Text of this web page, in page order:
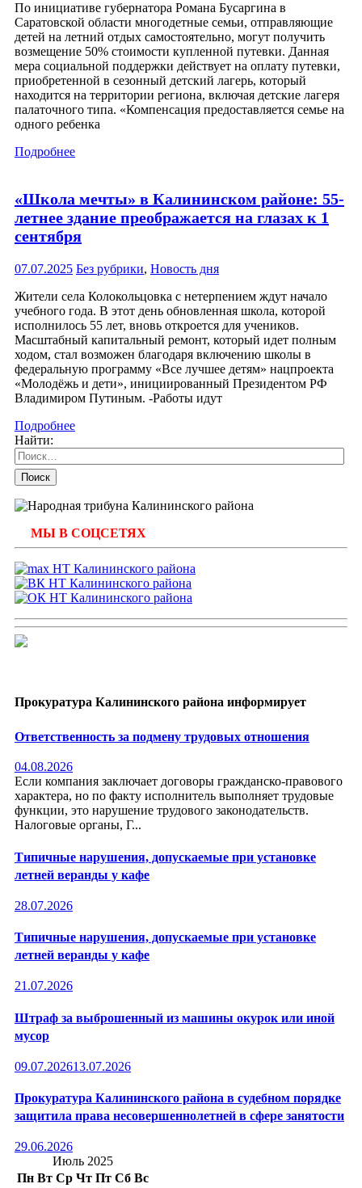
По инициативе губернатора Романа Бусаргина в
Саратовской области многодетные семьи, отправляющие
детей на летний отдых самостоятельно, могут получить
возмещение 50% стоимости купленной путевки. Данная
мера социальной поддержки действует на оплату путевки,
приобретенной в сезонный детский лагерь, который
находится на территории региона, включая детские лагеря
палаточного типа. «Компенсация предоставляется семье на
одного ребенка
Подробнее
«Школа мечты» в Калининском районе: 55-
летнее здание преображается на глазах к 1
сентября
07.07.2025 Без рубрики, Новость дня
Жители села Колокольцовка с нетерпением ждут начало
учебного года. В этот день обновленная школа, которой
исполнилось 55 лет, вновь откроется для учеников.
Масштабный капитальный ремонт, который идет полным
ходом, стал возможен благодаря включению школы в
федеральную программу «Все лучшее детям» нацпроекта
«Молодёжь и дети», инициированный Президентом РФ
Владимиром Путиным. -Работы идут
Подробнее
Найти:
МЫ В СОЦСЕТЯХ
Прокуратура Калининского района информирует
Ответственность за подмену трудовых отношения
04.08.2026
Если компания заключает договоры гражданско-правового
характера, но по факту исполнитель выполняет трудовые
функции, это нарушение трудового законодательств.
Налоговые органы, Г...
Типичные нарушения, допускаемые при установке
летней веранды у кафе
28.07.2026
Типичные нарушения, допускаемые при установке
летней веранды у кафе
21.07.2026
Штраф за выброшенный из машины окурок или иной
мусор
09.07.202613.07.2026
Прокуратура Калининского района в судебном порядке
защитила права несовершеннолетней в сфере занятости
29.06.2026
Июль 2025
Пн Вт Ср Чт Пт Сб Вс